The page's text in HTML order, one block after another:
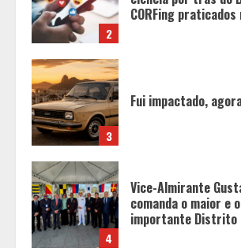
3
4
comanda o maior e
5
Entrada na
o fim da
para manter o
fase